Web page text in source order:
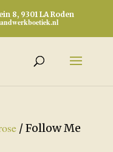
8, 9301 LA Roden
/ Follow Me